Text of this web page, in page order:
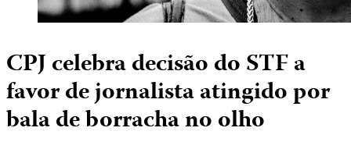
CPJ celebra decisão do STF a
favor de jornalista atingido por
bala de borracha no olho